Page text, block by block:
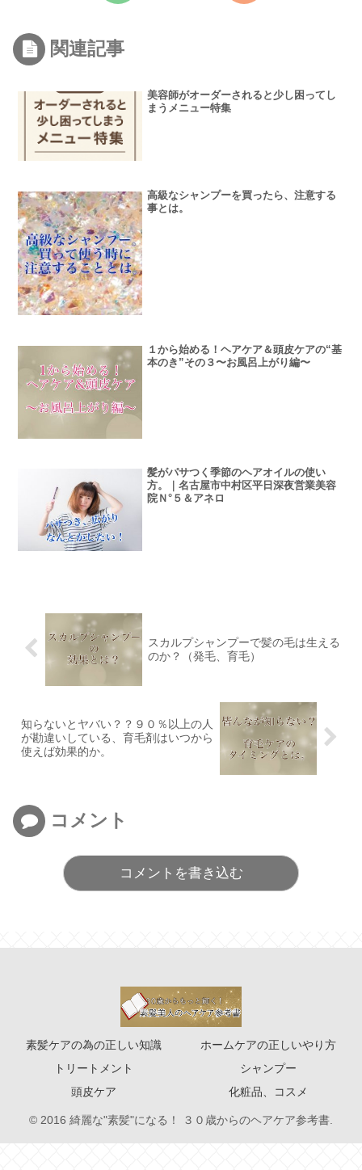
関連記事
美容師がオーダーされると少し困ってし
まうメニュー特集
高級なシャンプーを買ったら、注意する
事とは。
１から始める！ヘアケア＆頭皮ケアの“基
本のき”その３〜お風呂上がり編〜
髪がパサつく季節のヘアオイルの使い
方。｜名古屋市中村区平日深夜営業美容
院Ｎ°５＆アネロ
スカルプシャンプーで髪の毛は生える
のか？（発毛、育毛）
知らないとヤバい？？９０％以上の人
が勘違いしている、育毛剤はいつから
使えば効果的か。
コメント
コメントを書き込む
素髪ケアの為の正しい知識
ホームケアの正しいやり方
トリートメント
シャンプー
頭皮ケア
化粧品、コスメ
© 2016 綺麗な"素髪"になる！ ３０歳からのヘアケア参考書.